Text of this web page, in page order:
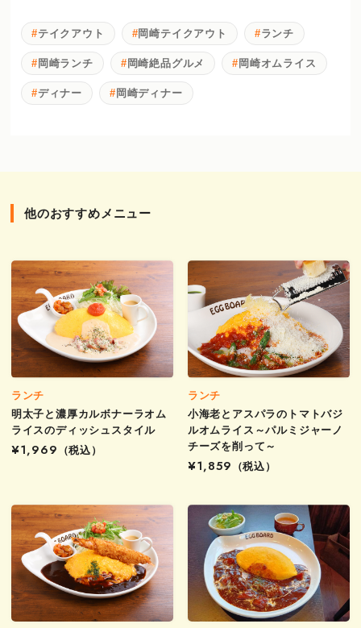
テイクアウト 岡崎テイクアウト ランチ
岡崎ランチ 岡崎絶品グルメ 岡崎オムライス
ディナー 岡崎ディナー
他のおすすめメニュー
ランチ
明太子と濃厚カルボナーラオム
ライスのディッシュスタイル
¥1,969
（税込）
ランチ
小海老とアスパラのトマトバジ
ルオムライス～パルミジャーノ
チーズを削って～
¥1,859
（税込）